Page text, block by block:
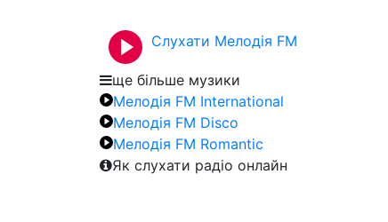
Слухати Мелодія FM
ще більше музики
Мелодія FM International
Мелодія FM Disco
Мелодія FM Romantic
Як слухати радіо онлайн